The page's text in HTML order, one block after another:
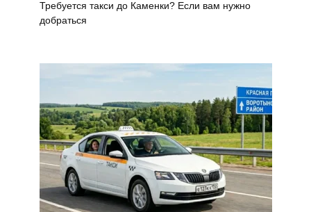
Требуется такси до Каменки? Если вам нужно
добраться